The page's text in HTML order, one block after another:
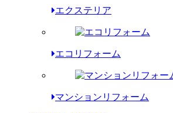
エクステリア
エコリフォーム
マンションリフォーム